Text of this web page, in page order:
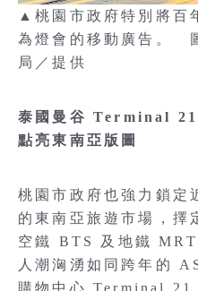
▲桃園市政府特別將百
為燈會的移動廣告。
局／提供
泰國曼谷 Terminal
點亮東南亞版圖
桃園市政府也強力鎖定
的東南亞旅遊市場，擇
空鐵 BTS 及地鐵
人潮洶湧如同跨年的
購物中心 Terminal 21